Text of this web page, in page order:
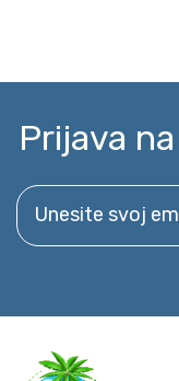
Prijava
Unesite svoj email